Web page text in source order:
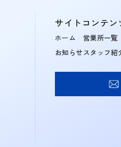
サイトコンテン
ホーム
お知らせ
営業所一覧
スタッフ紹